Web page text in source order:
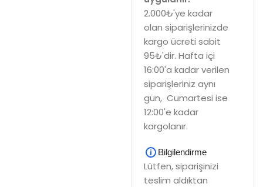
2.000₺'ye kadar
olan siparişlerinizde
kargo ücreti sabit
95₺'dir. Hafta içi
16:00'a kadar verilen
siparişleriniz aynı
gün, Cumartesi ise
12:00'e kadar
kargolanır.
Bilgilendirme
Lütfen, siparişinizi
teslim aldıktan